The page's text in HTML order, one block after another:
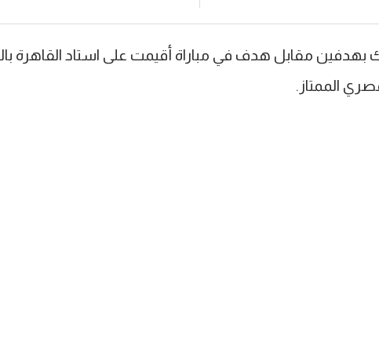
بهدفين مقابل هدف في مباراة أقيمت على استاد القاهرة
الممتاز.